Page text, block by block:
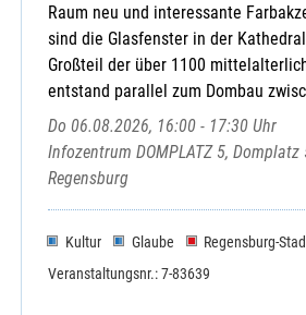
Raum neu und interessante
sind die Glasfenster in der
Großteil der über 1100
entstand parallel zum Dombau
Do 06.08.2026, 16:00 - 17:30 Uhr
Infozentrum DOMPLATZ 5, Domplatz
Regensburg
Kultur Glaube
Regensburg-
Veranstaltungsnr.: 7-83639